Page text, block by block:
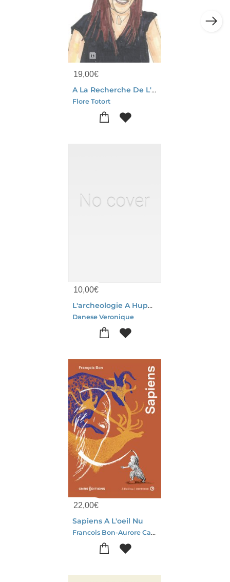
19,00€
A La Recherche De L'alterite, Neandertal, Elles Et Nous : Un Entretien Dessine De Flore Totort Avec Marylene Patou-mathis
Flore Totort
10,00€
L'archeologie A Huppaye. Du Te
Danese Veronique
22,00€
Sapiens A L'oeil Nu
Francois Bon-Aurore Callias